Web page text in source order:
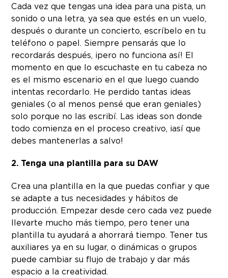
Cada vez que tengas una idea para una pista, un
sonido o una letra, ya sea que estés en un vuelo,
después o durante un concierto, escríbelo en tu
teléfono o papel. Siempre pensarás que lo
recordarás después, ¡pero no funciona así! El
momento en que lo escuchaste en tu cabeza no
es el mismo escenario en el que luego cuando
intentas recordarlo. He perdido tantas ideas
geniales (o al menos pensé que eran geniales)
solo porque no las escribí. Las ideas son donde
todo comienza en el proceso creativo, ¡así que
debes mantenerlas a salvo!
2. Tenga una plantilla para su DAW
Crea una plantilla en la que puedas confiar y que
se adapte a tus necesidades y hábitos de
producción. Empezar desde cero cada vez puede
llevarte mucho más tiempo, pero tener una
plantilla tu ayudará a ahorrará tiempo. Tener tus
auxiliares ya en su lugar, o dinámicas o grupos
puede cambiar su flujo de trabajo y dar más
espacio a la creatividad.